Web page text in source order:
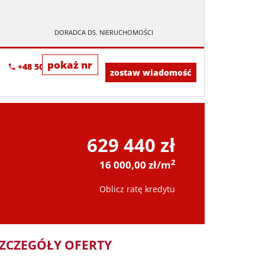
DORADCA DS. NIERUCHOMOŚCI
pokaż nr
+48 505-236-943
zostaw wiadomość
629 440 zł
16 000,00 zł/m2
Oblicz ratę kredytu
OFERTY